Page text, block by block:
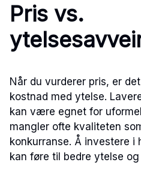
Pris vs.
Når du vurderer pris, er
kostnad med ytelse.
kan være egnet for
mangler ofte kvaliteten
konkurranse. Å investere i
kan føre til bedre ytelse